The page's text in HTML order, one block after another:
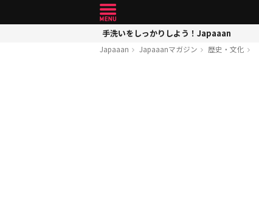
手洗いをしっかりしよう！Japaaan
Japaaan Japaaanマガジン 歴史・文化